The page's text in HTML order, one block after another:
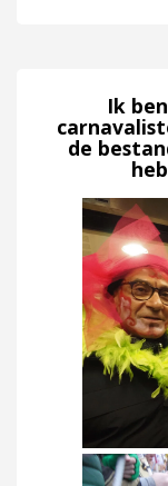
Ik
de